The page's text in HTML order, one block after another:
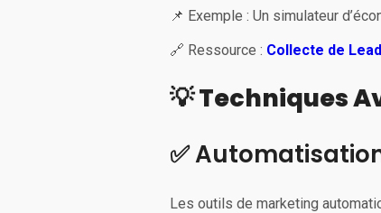
📌 Exemple : Un simulateur
🔗 Ressource : Collecte de
💡 Techniques
✅
Les outils de marketing